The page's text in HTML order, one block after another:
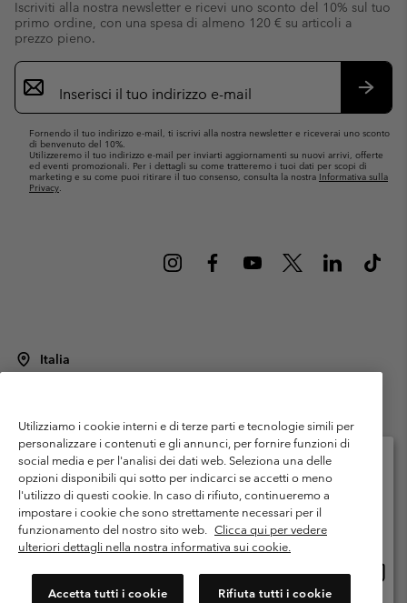
Iscriviti alla nostra newsletter e ricevi uno sconto del 10% sul tuo
primo ordine, con una spesa di almeno 120 € su articoli a
prezzo pieno.
Iscrizione
e-
mail
Fornendo il tuo indirizzo e-mail, ti iscrivi alla nostra newsletter e riceverai uno sconto
di benvenuto del 10%.
Utilizzeremo il tuo indirizzo e-mail per inviarti aggiornamenti su nuovi arrivi, offerte
ed eventi promozionali. Per i dettagli su come tratteremo i tuoi dati per scopi di
marketing e su come puoi ritirare il tuo consenso, consulta la nostra Informativa sulla
Privacy.
Italia
Termini di utilizzo
Condizioni Generali di Venditaa
Garanzia
Politica sulla privacy
Termini e condizioni del programma di membership
Condizioni di utilizzo dei contenuti generati dagli utenti
Impressum
Cookies
Public CBCR
Servizio clienti: Lun. - ven. 9:00 - 13:00 & 14:00- 18:00
(+)390694804176
Utilizziamo i cookie interni e di terze parti e tecnologie simili per
personalizzare i contenuti e gli annunci, per fornire funzioni di
social media e per l'analisi dei dati web. Seleziona una delle
opzioni disponibili qui sotto per indicarci se accetti o meno
l'utilizzo di questi cookie. In caso di rifiuto, continueremo a
impostare i cookie che sono strettamente necessari per il
funzionamento del nostro sito web. Clicca qui per vedere
ulteriori dettagli nella nostra informativa sui cookie.
Accetta tutti i cookie Rifiuta tutti i cookie
Seleziona il paese di spedizione e la lingua
Shopping online disponibile
online